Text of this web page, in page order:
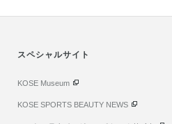
スペシャルサイト
KOSE Museum
KOSE SPORTS BEAUTY NEWS